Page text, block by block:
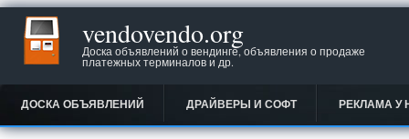
vendovendo.org
Доска объявлений о вендинге, объявления о продаже
платежных терминалов и др.
ДОСКА ОБЪЯВЛЕНИЙ ДРАЙВЕРЫ И СОФТ РЕКЛАМА У